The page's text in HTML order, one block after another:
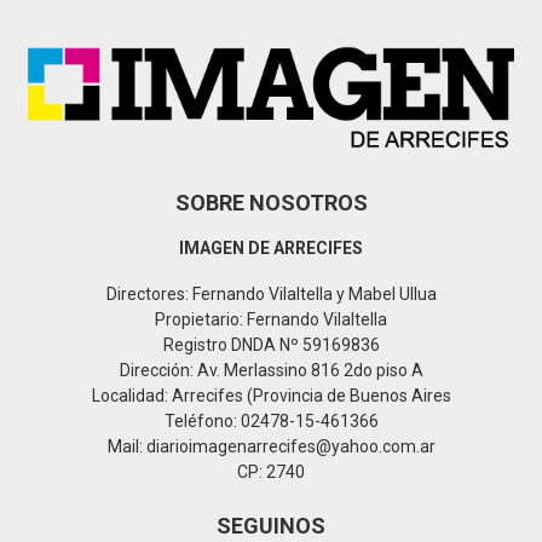
SOBRE NOSOTROS
IMAGEN DE ARRECIFES
Directores: Fernando Vilaltella y Mabel Ullua
Propietario: Fernando Vilaltella
Registro DNDA Nº 59169836
Dirección: Av. Merlassino 816 2do piso A
Localidad: Arrecifes (Provincia de Buenos Aires
Teléfono: 02478-15-461366
Mail: diarioimagenarrecifes@yahoo.com.ar
CP: 2740
SEGUINOS